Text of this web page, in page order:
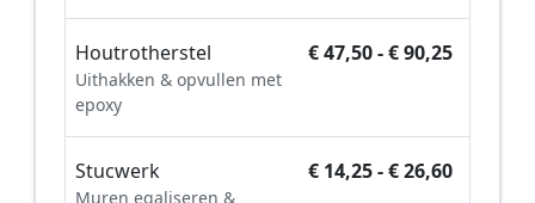
Houtrotherstel
Uithakken & opvullen met
epoxy
€ 47,50 - € 90,25
Stucwerk
Muren egaliseren &
€ 14,25 - € 26,60